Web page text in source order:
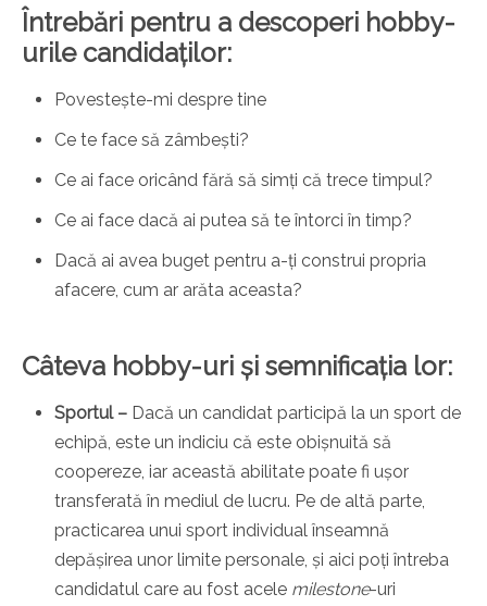
Întrebări pentru a descoperi hobby-
urile candidaților:
Povestește-mi despre tine
Ce te face să zâmbești?
Ce ai face oricând fără să simți că trece timpul?
Ce ai face dacă ai putea să te întorci în timp?
Dacă ai avea buget pentru a-ți construi propria
afacere, cum ar arăta aceasta?
Câteva hobby-uri și semnificația lor:
Sportul – Dacă un candidat participă la un sport de
echipă, este un indiciu că este obișnuită să
coopereze, iar această abilitate poate fi ușor
transferată în mediul de lucru. Pe de altă parte,
practicarea unui sport individual înseamnă
depășirea unor limite personale, și aici poți întreba
candidatul care au fost acele milestone-uri